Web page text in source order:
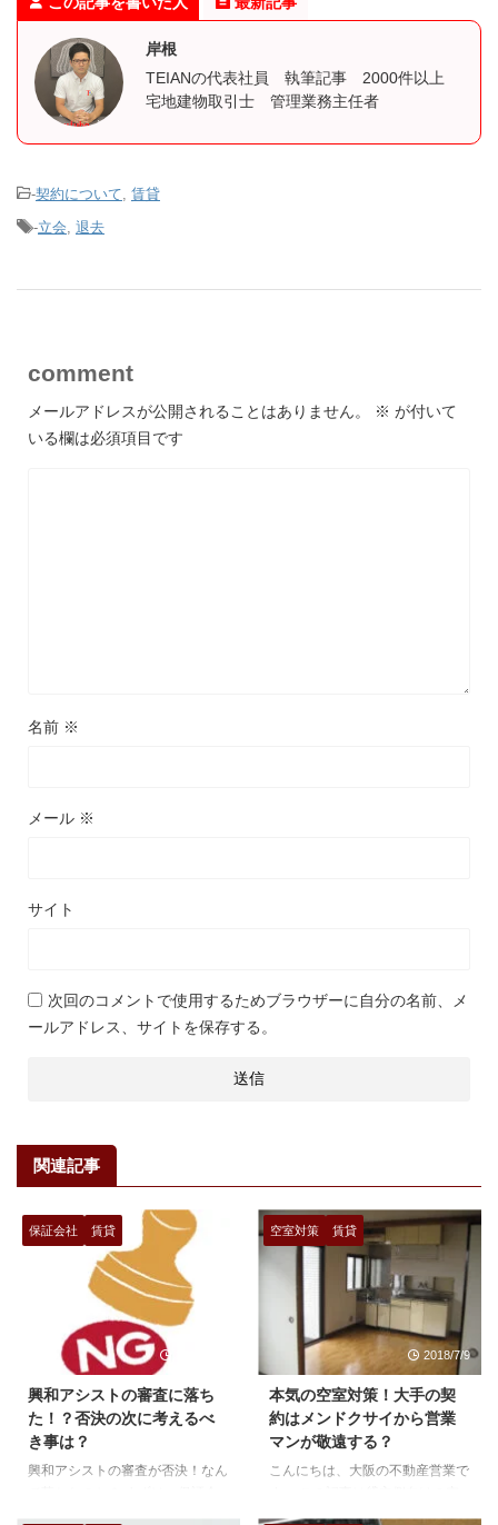
岸根
TEIANの代表社員 執筆記事 2000件以上
宅地建物取引士 管理業務主任者
-契約について, 賃貸
-立会, 退去
comment
メールアドレスが公開されることはありません。 ※ が付いて
いる欄は必須項目です
名前 ※
メール ※
サイト
次回のコメントで使用するためブラウザーに自分の名前、メ
ールアドレス、サイトを保存する。
関連記事
保証会社 賃貸
興和アシストの審査に落ち
た！？否決の次に考えるべ
き事は？
興和アシストの審査が否決！なん
空室対策 賃貸
2018/7/9
本気の空室対策！大手の契
約はメンドクサイから営業
マンが敬遠する？
こんにちは、大阪の不動産営業で
室対策に関する記事です。不動産